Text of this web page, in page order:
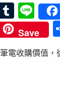
T
u
m
bl
Li
n
e
Save
電收購價值
高雄二手筆電